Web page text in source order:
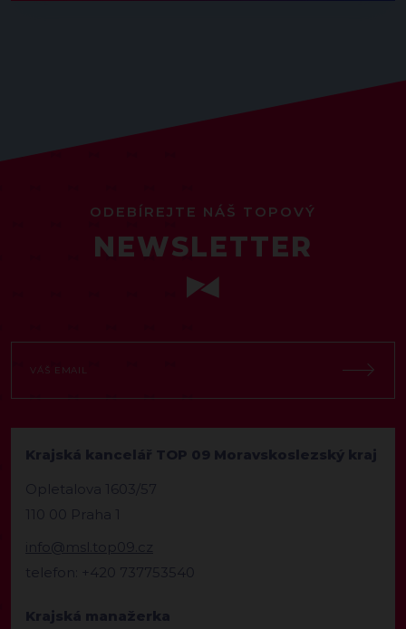
ODEBÍREJTE NÁŠ TOPOVÝ
NEWSLETTER
Krajská kancelář TOP 09 Moravskoslezský kraj
Opletalova 1603/57
110 00 Praha 1
info@msl.top09.cz
telefon: +420 737753540
Krajská manažerka